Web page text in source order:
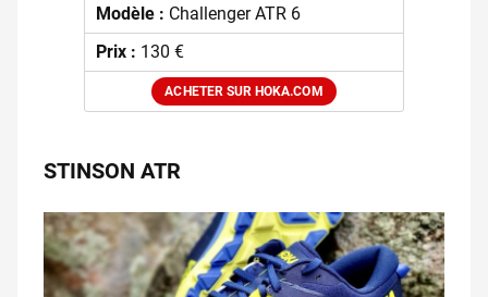
Modèle : Challenger ATR 6
Prix : 130 €
ACHETER SUR HOKA.COM
STINSON ATR